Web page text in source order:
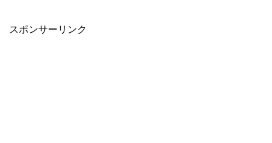
スポンサーリンク